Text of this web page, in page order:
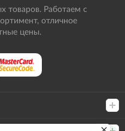
товаров. Работаем с
отличное
цены.